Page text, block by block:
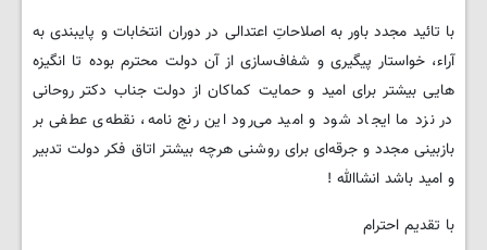
با تائید مجدد باور به اصلاحاتِ اعتدالی در دوران انتخابات و پایبندی به
آراء، خواستار پیگیری و شفاف‌سازی از آن دولت محترم بوده تا انگیزه
هایی بیشتر برای امید و حمایت کماکان از دولت جناب دکتر روحانی
در نزد ما ایجاد شود و امید می‌رود این رنج نامه،‌ نقطه‌ی عطفی بر
بازبینی مجدد و جرقه‌ا‌ی برای روشنی هرچه بیشتر اتاق فکر دولت تدبیر
و امید باشد انشاالله !
با تقديم احترام